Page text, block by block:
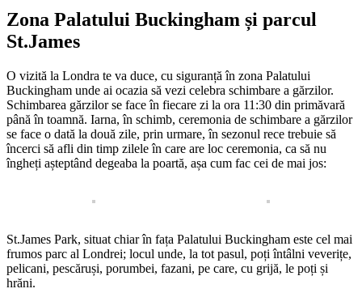
Zona Palatului Buckingham și parcul
St.James
O vizită la Londra te va duce, cu siguranță în zona Palatului
Buckingham unde ai ocazia să vezi celebra schimbare a gărzilor.
Schimbarea gărzilor se face în fiecare zi la ora 11:30 din primăvară
până în toamnă. Iarna, în schimb, ceremonia de schimbare a gărzilor
se face o dată la două zile, prin urmare, în sezonul rece trebuie să
încerci să afli din timp zilele în care are loc ceremonia, ca să nu
îngheți așteptând degeaba la poartă, așa cum fac cei de mai jos:
St.James Park, situat chiar în fața Palatului Buckingham este cel mai
frumos parc al Londrei; locul unde, la tot pasul, poți întâlni veverițe,
pelicani, pescăruși, porumbei, fazani, pe care, cu grijă, le poți și
hrăni.